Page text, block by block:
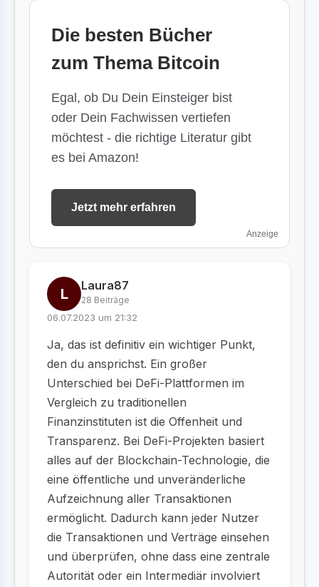
Die besten Bücher
zum Thema Bitcoin
Egal, ob Du Dein Einsteiger bist
oder Dein Fachwissen vertiefen
möchtest - die richtige Literatur gibt
es bei Amazon!
Jetzt mehr erfahren
Anzeige
L Laura87
28 Beiträge
06.07.2023 um 21:32
Ja, das ist definitiv ein wichtiger Punkt,
den du ansprichst. Ein großer
Unterschied bei DeFi-Plattformen im
Vergleich zu traditionellen
Finanzinstituten ist die Offenheit und
Transparenz. Bei DeFi-Projekten basiert
alles auf der Blockchain-Technologie, die
eine öffentliche und unveränderliche
Aufzeichnung aller Transaktionen
ermöglicht. Dadurch kann jeder Nutzer
die Transaktionen und Verträge einsehen
und überprüfen, ohne dass eine zentrale
Autorität oder ein Intermediär involviert